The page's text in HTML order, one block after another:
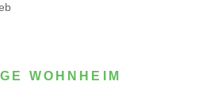
WOHNHEIM